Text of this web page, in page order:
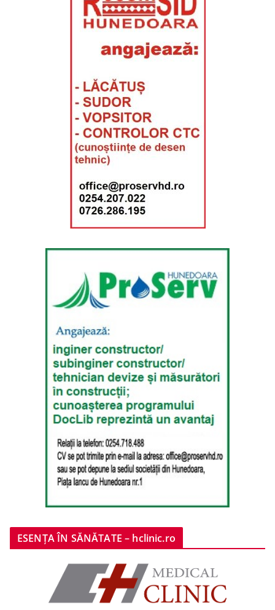
ESENȚA ÎN SĂNĂTATE – hclinic.ro